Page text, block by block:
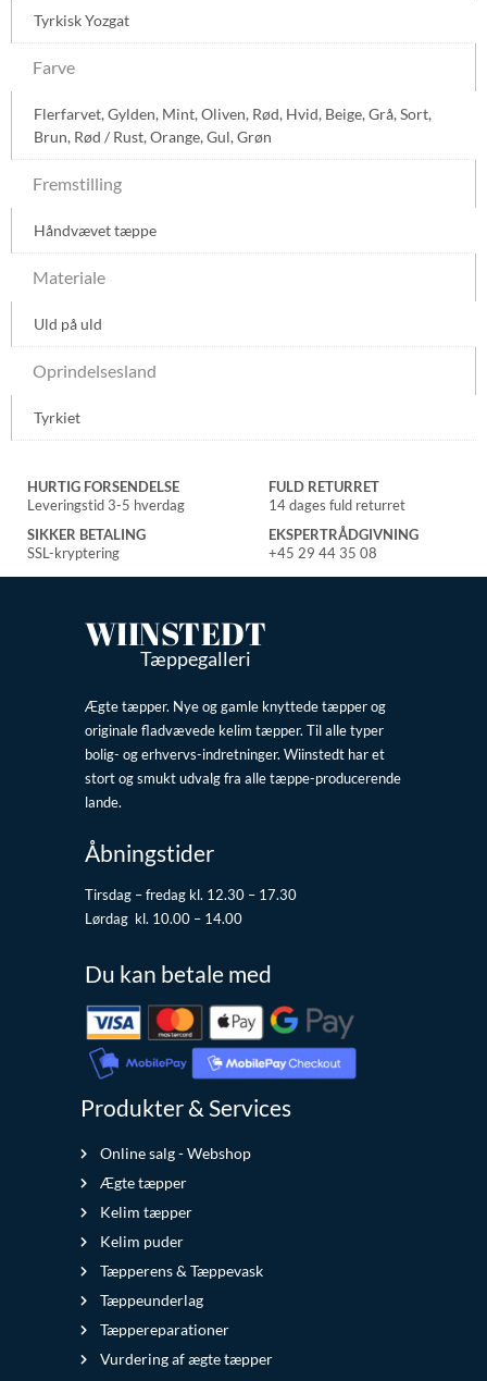
Tyrkisk Yozgat
Farve
Flerfarvet,Gylden, Mint,Oliven, Rød, Hvid, Beige,Grå,Sort,
Brun, Rød / Rust,Orange,Gul,Grøn
Fremstilling
Håndvævet tæppe
Materiale
Uld på uld
Oprindelsesland
Tyrkiet
HURTIG FORSENDELSE
Leveringstid 3-5 hverdag
FULD RETURRET
14 dages fuld returret
SIKKER BETALING
SSL-kryptering
EKSPERTRÅDGIVNING
+45 29 44 35 08
WIINSTEDT
Tæppegalleri
Ægte tæpper. Nye og gamle knyttede tæpper og
originale fladvævede kelim tæpper. Til alle typer
bolig- og erhvervs-indretninger. Wiinstedt har et
stort og smukt udvalg fra alle tæppe-producerende
lande.
Åbningstider
Tirsdag – fredag kl. 12.30 – 17.30
Lørdag kl. 10.00 – 14.00
Du kan betale med
Produkter & Services
Online salg - Webshop
Ægte tæpper
Kelim tæpper
Kelim puder
Tæpperens & Tæppevask
Tæppeunderlag
Tæppereparationer
Vurdering af ægte tæpper